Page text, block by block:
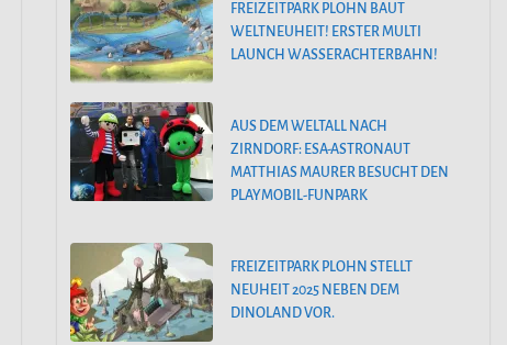
FREIZEITPARK PLOHN BAUT
WELTNEUHEIT! ERSTER MULTI
LAUNCH WASSERACHTERBAHN!
AUS DEM WELTALL NACH
ZIRNDORF: ESA-ASTRONAUT
MATTHIAS MAURER BESUCHT DEN
PLAYMOBIL-FUNPARK
FREIZEITPARK PLOHN STELLT
NEUHEIT 2025 NEBEN DEM
DINOLAND VOR.